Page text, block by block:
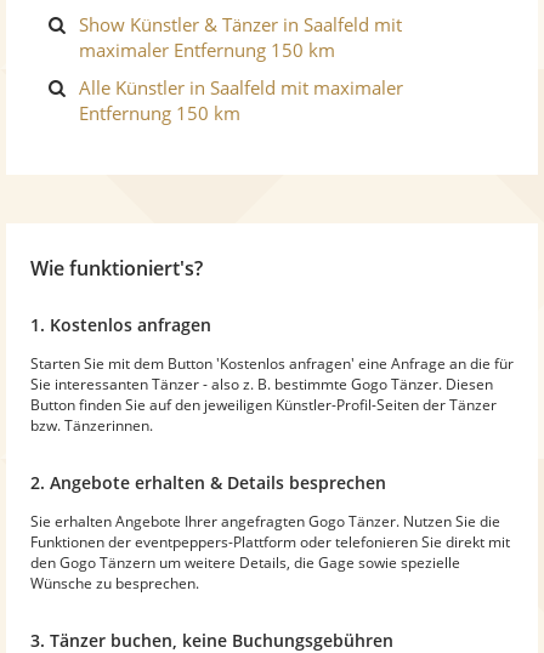
Show Künstler & Tänzer in Saalfeld mit
maximaler Entfernung 150 km
Alle Künstler in Saalfeld mit maximaler
Entfernung 150 km
Wie funktioniert's?
1. Kostenlos anfragen
Starten Sie mit dem Button 'Kostenlos anfragen' eine Anfrage an die für
Sie interessanten Tänzer - also z. B. bestimmte Gogo Tänzer. Diesen
Button finden Sie auf den jeweiligen Künstler-Profil-Seiten der Tänzer
bzw. Tänzerinnen.
2. Angebote erhalten & Details besprechen
Sie erhalten Angebote Ihrer angefragten Gogo Tänzer. Nutzen Sie die
Funktionen der eventpeppers-Plattform oder telefonieren Sie direkt mit
den Gogo Tänzern um weitere Details, die Gage sowie spezielle
Wünsche zu besprechen.
3. Tänzer buchen, keine Buchungsgebühren